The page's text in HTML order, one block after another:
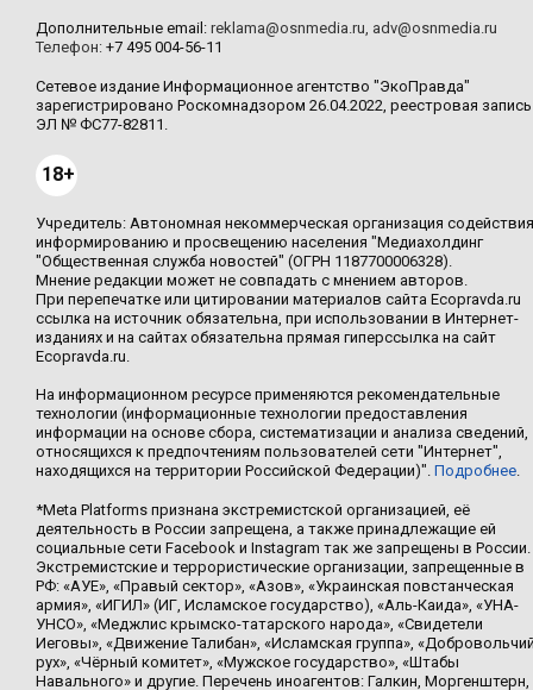
Дополнительные email: reklama@osnmedia.ru, adv@osnmedia.ru
Телефон: +7 495 004-56-11
Сетевое издание Информационное агентство "ЭкоПравда"
зарегистрировано Роскомнадзором 26.04.2022, реестровая запись
ЭЛ № ФС77-82811.
18+
Учредитель: Автономная некоммерческая организация содействия
информированию и просвещению населения "Медиахолдинг
"Общественная служба новостей" (ОГРН 1187700006328).
Мнение редакции может не совпадать с мнением авторов.
При перепечатке или цитировании материалов сайта Ecopravda.ru
ссылка на источник обязательна, при использовании в Интернет-
изданиях и на сайтах обязательна прямая гиперссылка на сайт
Ecopravda.ru.
На информационном ресурсе применяются рекомендательные
технологии (информационные технологии предоставления
информации на основе сбора, систематизации и анализа сведений,
относящихся к предпочтениям пользователей сети "Интернет",
находящихся на территории Российской Федерации)". Подробнее.
*Meta Platforms признана экстремистской организацией, её
деятельность в России запрещена, а также принадлежащие ей
социальные сети Facebook и Instagram так же запрещены в России.
Экстремистские и террористические организации, запрещенные в
РФ: «АУЕ», «Правый сектор», «Азов», «Украинская повстанческая
армия», «ИГИЛ» (ИГ, Исламское государство), «Аль-Каида», «УНА-
УНСО», «Меджлис крымско-татарского народа», «Свидетели
Иеговы», «Движение Талибан», «Исламская группа»,
рух», «Чёрный комитет», «Мужское государство», «Штабы
Навального» и другие. Перечень иноагентов: Галкин, Моргенштерн,